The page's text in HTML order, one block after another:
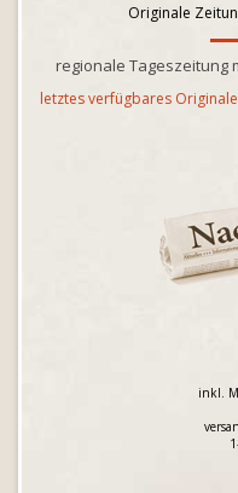
Originale
regionale Tageszeitung
letztes verfügbares
inkl.